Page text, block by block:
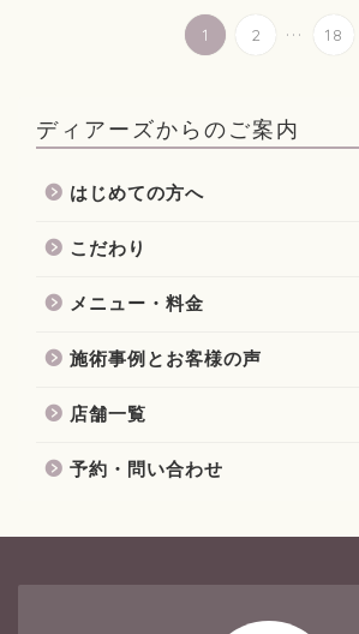
1 2 ... 18
ディアーズからのご案内
はじめての方へ
こだわり
メニュー・料金
施術事例とお客様の声
店舗一覧
予約・問い合わせ